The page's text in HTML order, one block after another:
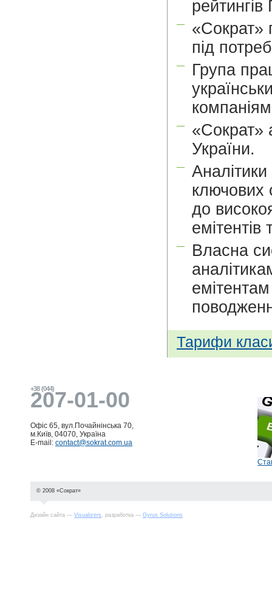
—
«Сократ»
під
—
Група
—
«Сократ»
України.
—
ключових
до
емітентів
—
Власна
емітентам
Тарифи
+38 (044)
207-01-00
Офіс 65, вул.Почайнінська 70,
м.Київ, 04070, Україна
E-mail: contact@sokrat.com.ua
© 2008 «Сократ»
Дизайн сайта — Visualizers , разработка — Gyrus Solutions